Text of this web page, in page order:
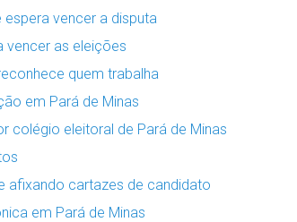
vencer a disputa
vencer as eleições
quem trabalha
em Pará de Minas
colégio eleitoral de Pará de Minas
afixando cartazes de candidato
em Pará de Minas